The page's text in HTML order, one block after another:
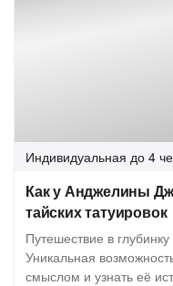
Индивидуальная до 4
Как у Анджелины
тайских татуировок
Путешествие в
Уникальная
смыслом и узнать её